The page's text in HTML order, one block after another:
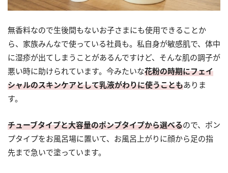
無香料なので生後間もないお子さまにも使用できることか
ら、家族みんなで使っている社員も。私自身が敏感肌で、体中
に湿疹が出てしまうことがあるんですけど、そんな肌の調子が
悪い時に助けられています。今みたいな花粉の時期にフェイ
シャルのスキンケアとして乳液がわりに使うこともありま
す。
チューブタイプと大容量のポンプタイプから選べるので、ポン
プタイプをお風呂場に置いて、お風呂上がりに顔から足の指
先まで急いで塗っています。